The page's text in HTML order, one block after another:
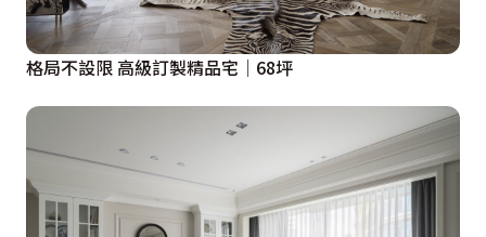
格局不設限 高級訂製精品宅│68坪